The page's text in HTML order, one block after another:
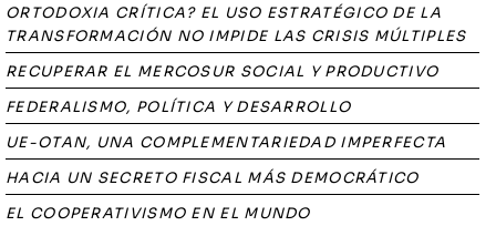
ORTODOXIA CRÍTICA? EL USO ESTRATÉGICO DE LA
TRANSFORMACIÓN NO IMPIDE LAS CRISIS MÚLTIPLES
RECUPERAR EL MERCOSUR SOCIAL Y PRODUCTIVO
FEDERALISMO, POLÍTICA Y DESARROLLO
UE-OTAN, UNA COMPLEMENTARIEDAD IMPERFECTA
HACIA UN SECRETO FISCAL MÁS DEMOCRÁTICO
EL COOPERATIVISMO EN EL MUNDO